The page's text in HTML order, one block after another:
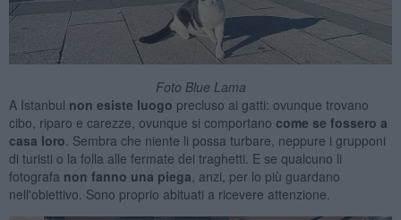
Foto Blue Lama
A Istanbul non esiste luogo precluso ai gatti: ovunque trovano
cibo, riparo e carezze, ovunque si comportano come se fossero a
casa loro . Sembra che niente li possa turbare, neppure i grupponi
di turisti o la folla alle fermate dei traghetti. E se qualcuno li
fotografa non fanno una piega , anzi, per lo più guardano
nell'obiettivo. Sono proprio abituati a ricevere attenzione.